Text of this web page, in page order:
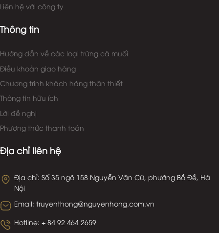
Liên hệ với công ty
Thông tin
Hướng dẫn về các loại trứng cá muối
Điều khoản giao hàng
Chương trình khách hàng thân thiết
Thông tin hữu ích
Lời đề nghị
Phương thức thanh toán
Địa chỉ liên hệ
Địa chỉ: Số 35 ngõ 158 Nguyễn Văn Cừ, phường Bồ Đề, Hà
Nội
Email: truyenthong@nguyenhong.com.vn
Hotline: + 84 92 464 2659